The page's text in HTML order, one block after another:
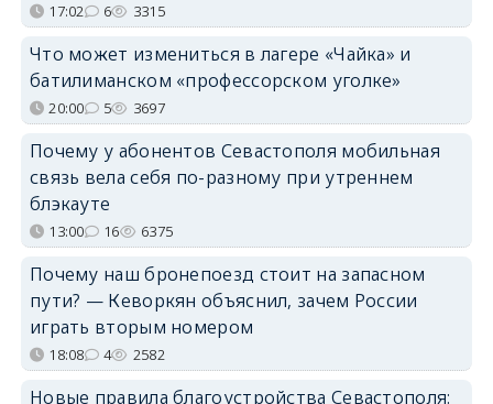
17:02 6 3315
Что может измениться в лагере «Чайка» и
батилиманском «профессорском уголке»
20:00 5 3697
Почему у абонентов Севастополя мобильная
связь вела себя по-разному при утреннем
блэкауте
13:00 16 6375
Почему наш бронепоезд стоит на запасном
пути? — Кеворкян объяснил, зачем России
играть вторым номером
18:08 4 2582
Новые правила благоустройства Севастополя: